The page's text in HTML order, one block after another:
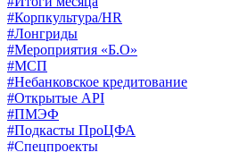
#Корпкультура/HR
#Лонгриды
#Мероприятия «Б.О»
#МСП
#Небанковское кредитование
#Открытые API
#ПМЭФ
#Подкасты ПроЦФА
#Спецпроекты